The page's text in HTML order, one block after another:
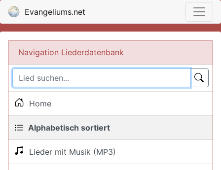
Evangeliums.net
Navigation Liederdatenbank
Home
Alphabetisch sortiert
Lieder mit Musik (MP3)